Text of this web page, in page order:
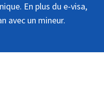
En plus du e-visa,
avec un mineur.